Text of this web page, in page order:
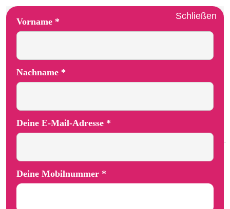
Vorname *
Nachname *
Deine E-Mail-Adresse *
Deine Mobilnummer *
Schließen